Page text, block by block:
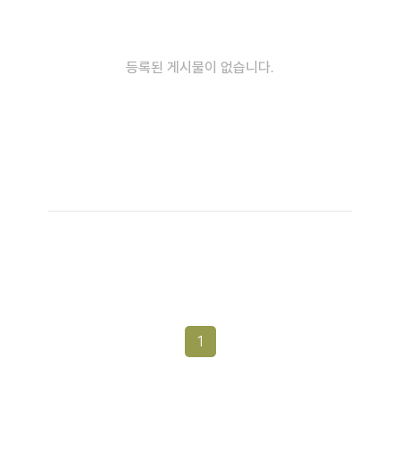
등록된 게시물이 없습니다.
1